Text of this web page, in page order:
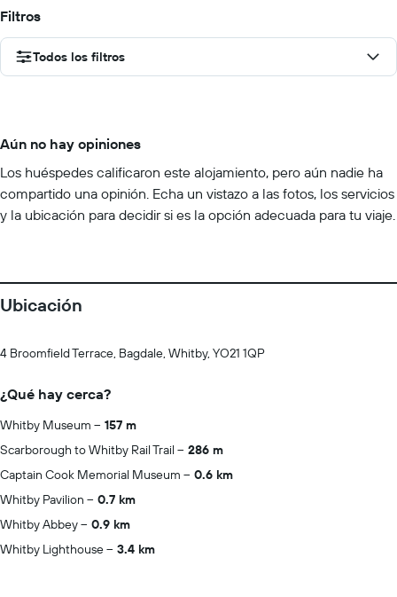
Filtros
Todos los filtros
Aún no hay opiniones
Los huéspedes calificaron este alojamiento, pero aún nadie ha
compartido una opinión. Echa un vistazo a las fotos, los servicios
y la ubicación para decidir si es la opción adecuada para tu viaje.
Ubicación
4 Broomfield Terrace, Bagdale, Whitby, YO21 1QP
¿Qué hay cerca?
Whitby Museum
157 m
Scarborough to Whitby Rail Trail
286 m
Captain Cook Memorial Museum
0.6 km
Whitby Pavilion
0.7 km
Whitby Abbey
0.9 km
Whitby Lighthouse
3.4 km